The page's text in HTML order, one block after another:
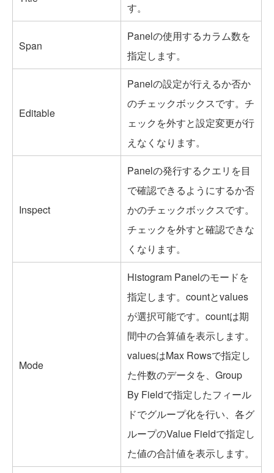
す。
Span
Panelの使用するカラム数を
指定します。
Editable
Panelの設定が行えるか否か
のチェックボックスです。チ
ェックを外すと設定変更が行
えなくなります。
Inspect
Panelの発行するクエリを目
で確認できるようにするか否
かのチェックボックスです。
チェックを外すと確認できな
くなります。
Mode
Histogram Panelのモードを
指定します。countとvalues
が選択可能です。countは期
間中の合算値を表示します。
valuesはMax Rowsで指定し
た件数のデータを、Group
By Fieldで指定したフィール
ドでグループ化を行い、各グ
ループのValue Fieldで指定し
た値の合計値を表示します。